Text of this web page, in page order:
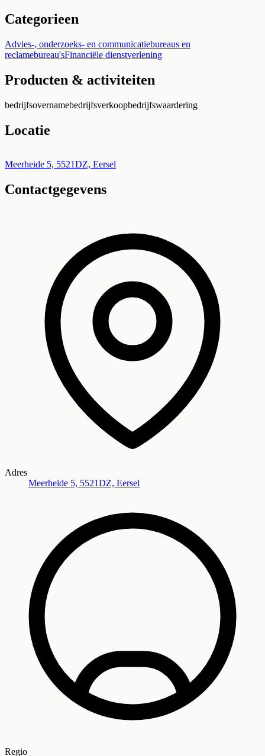
Categorieen
Advies-, onderzoeks- en communicatiebureaus en
reclamebureau'sFinanciële dienstverlening
Producten & activiteiten
bedrijfsovernamebedrijfsverkoopbedrijfswaardering
Locatie
+
−
Meerheide 5, 5521DZ, Eersel
Contactgegevens
Adres
Meerheide 5, 5521DZ, Eersel
Regio